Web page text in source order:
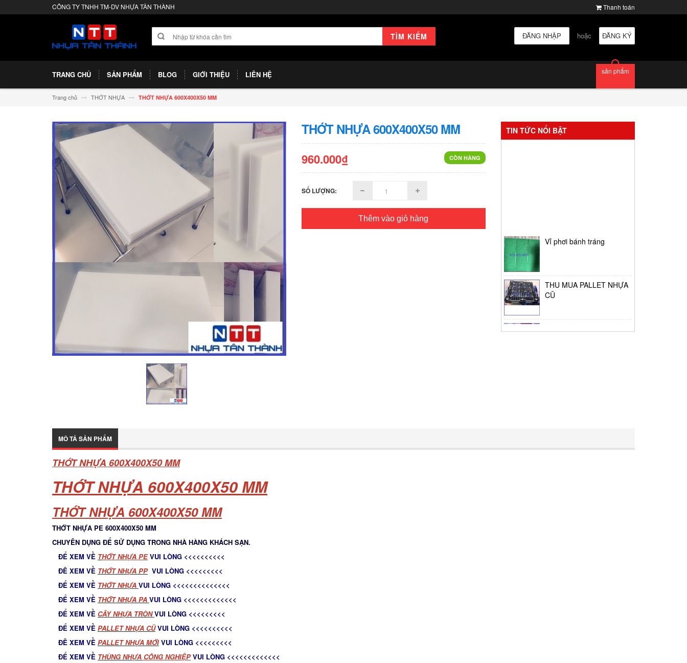
CÔNG TY TNHH TM-DV NHỰA TÂN THÀNH Thanh toán
TÌM KIẾM ĐĂNG KÝ
hoặc
ĐĂNG NHẬP
TRANG CHỦ SẢN PHẨM BLOG GIỚI THIỆU LIÊN HỆ sản phẩm
Trang chủ THỚT NHỰA THỚT NHỰA 600X400X50 MM
THỚT NHỰA 600X400X50 MM
CÒN HÀNG
960.000₫
SỐ LƯỢNG:
Thêm vào giỏ hàng
TIN TỨC NỔI BẬT
THU MUA PALLET NHỰA
CŨ
Thùng giữ lạnh tại Bình
Tân
Pallet nhua tan phu
MÔ TẢ SẢN PHẨM
THỚT NHỰA 600X400X50 MM
THỚT NHỰA 600X400X50 MM
THỚT NHỰA 600X400X50 MM
THỚT NHỰA PE 600X400X50 MM
CHUYÊN DỤNG ĐỂ SỬ DỤNG TRONG NHÀ HÀNG KHÁCH SẠN.
ĐỂ XEM VỀ THỚT NHỰA PEVUI LÒNG <<<<<<<<<<
ĐÊ XEM VỀ THỚT NHỰA PP VUI LÒNG <<<<<<<<<
ĐỂ XEM VỀ THỚT NHỰA VUI LÒNG <<<<<<<<<<<<<<
ĐỂ XEM VỀ THỚT NHỰA PA VUI LÒNG <<<<<<<<<<<<<
ĐỂ XEM VỀ CÂY NHỰA TRÒN VUI LÒNG <<<<<<<<<
ĐỂ XEM VỀ PALLET NHỰA CŨVUI LÒNG <<<<<<<<<<
ĐÊ XEM VỀ PALLET NHỰA MỚIVUI LÒNG <<<<<<<<<
ĐỂ XEM VỀ THÙNG NHỰA CÔNG NGHIỆPVUI LÒNG <<<<<<<<<<<<<